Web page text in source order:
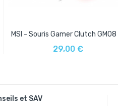
MSI - Souris Gamer Clutch GM08
29,00 €
et SAV